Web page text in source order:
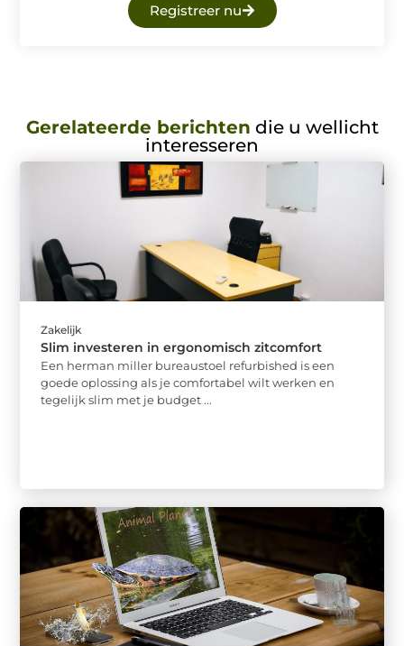
Registreer nu
Gerelateerde berichten die u wellicht
interesseren
Zakelijk
Slim investeren in ergonomisch zitcomfort
Een herman miller bureaustoel refurbished is een
goede oplossing als je comfortabel wilt werken en
tegelijk slim met je budget ...